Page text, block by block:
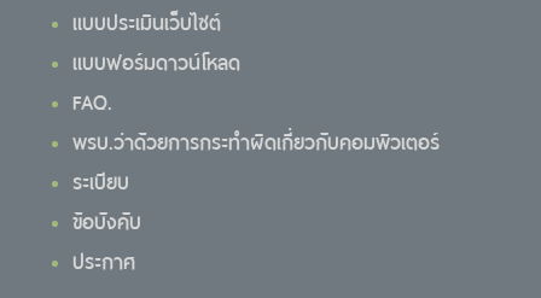
แบบประเมินเว็บไซต์
แบบฟอร์มดาวน์โหลด
FAQ.
พรบ.ว่าด้วยการกระทำผิดเกี่ยวกับคอมพิวเตอร์
ระเบียบ
ข้อบังคับ
ประกาศ